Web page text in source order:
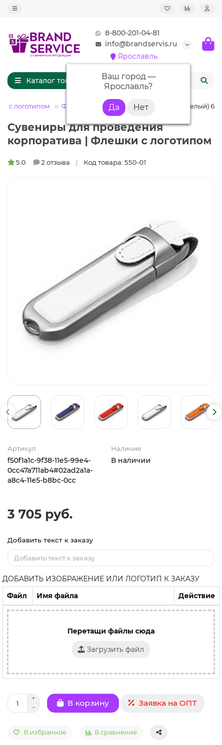
8-800-201-04-81
info@brandservis.ru
Ярославль
Ваш город —
Ярославль?
Каталог товаров
с логотипом Флешки кожаные Флешка KJ010 (белый) 64
Сувениры для проведения
корпоратива | Флешки с логотипом
5.0 2 отзыва Код товара: 550-01
Артикул
f50f1a1c-9f38-11e5-99e4-
0cc47a711ab4#02ad2a1a-
a8c4-11e5-b8bc-0cc
Наличие
В наличии
3 705 руб.
Добавить текст к заказу
ДОБАВИТЬ ИЗОБРАЖЕНИЕ ИЛИ ЛОГОТИП К ЗАКАЗУ
Файл
Имя файла Действие
Перетащи файлы сюда
Загрузить файл
В корзину Заявка на ОПТ
В избранное В сравнение